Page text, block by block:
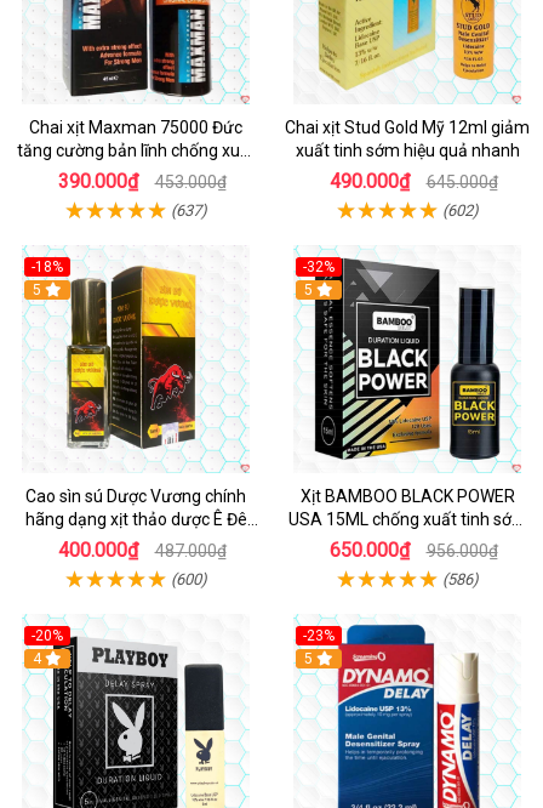
Chai xịt Maxman 75000 Đức
tăng cường bản lĩnh chống xuất
tinh sớm
390.000₫ 453.000₫
(637)
Chai xịt Stud Gold Mỹ 12ml giảm
xuất tinh sớm hiệu quả nhanh
490.000₫ 645.000₫
(602)
-18%
5
Cao sìn sú Dược Vương chính
hãng dạng xịt thảo dược Ê Đê
Tây Nguyên
400.000₫ 487.000₫
(600)
-32%
5
Xịt BAMBOO BLACK POWER
USA 15ML chống xuất tinh sớm
hiệu quả
650.000₫ 956.000₫
(586)
-20%
Hot
4
-23%
5